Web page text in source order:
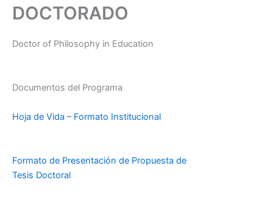
DOCTORADO
Doctor of Philosophy in Education
Documentos del Programa
Hoja de Vida – Formato Institucional
Formato de Presentación de Propuesta de
Tesis Doctoral